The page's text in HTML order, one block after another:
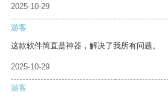
2025-10-29
游客
这款软件简直是神器，解决了我所有问题。
2025-10-29
游客